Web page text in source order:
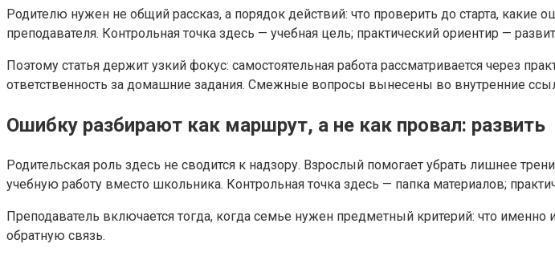
Родителю нужен не общий рассказ, а порядок действий: что проверить до старта,
преподавателя. Контрольная точка здесь — учебная цель; практический ориентир —
Поэтому статья держит узкий фокус: самостоятельная работа рассматривается через
ответственность за домашние задания. Смежные вопросы вынесены во внутренние
Ошибку разбирают как маршрут, а не как провал: развить
Родительская роль здесь не сводится к надзору. Взрослый помогает убрать лишнее
учебную работу вместо школьника. Контрольная точка здесь — папка материалов;
Преподаватель включается тогда, когда семье нужен предметный критерий: что
обратную связь.